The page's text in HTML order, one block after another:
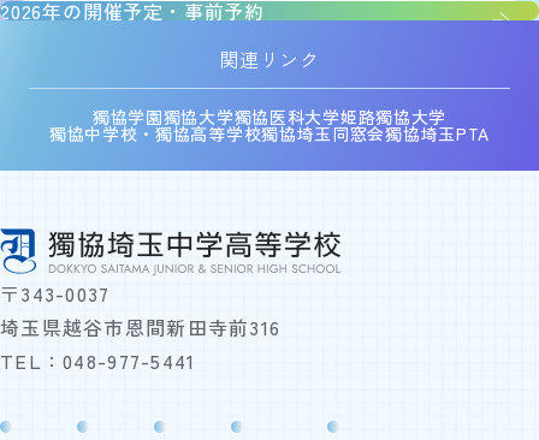
卒業生の方
Follow Us
当サイトについて
個人情報保護方針
お問い合わせ
2026年の開催予定・事前予約
関連リンク
獨協学園獨協大学獨協医科大学姫路獨協大学
獨協中学校・獨協高等学校獨協埼玉同窓会獨協埼玉PTA
〒343-0037
埼玉県越谷市恩間新田寺前316
TEL：048-977-5441